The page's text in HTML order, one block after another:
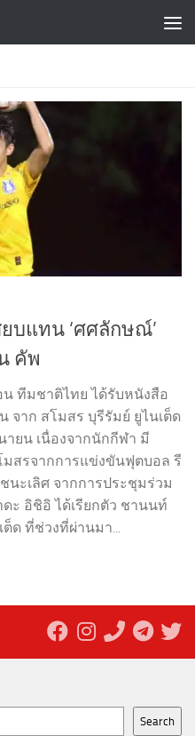
ยบแทน ‘ศศลักษณ์’
คัพ
ทีมชาติไทย ได้รับหนังสือ
าก สโมสร บุรีรัมย์ ยูไนเต็ด
ยน เนื่องจากนักกีฬา มี
มสรจากการแข่งขันฟุตบอล รี
นะเลิศ จากการประชุมร่วม
ะ อิชิอิ ได้เรียกตัว ชานนท์
ด ที่ช่วงที่ผ่านมา...
Search